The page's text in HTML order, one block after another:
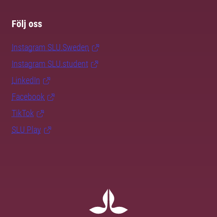
Följ oss
Instagram SLU.Sweden
Instagram SLU.student
LinkedIn
Facebook
TikTok
SLU Play